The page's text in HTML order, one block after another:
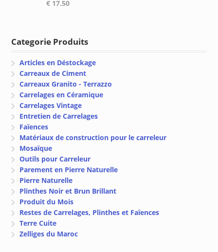
€ 17.50
Categorie Produits
Articles en Déstockage
Carreaux de Ciment
Carreaux Granito - Terrazzo
Carrelages en Céramique
Carrelages Vintage
Entretien de Carrelages
Faïences
Matériaux de construction pour le carreleur
Mosaïque
Outils pour Carreleur
Parement en Pierre Naturelle
Pierre Naturelle
Plinthes Noir et Brun Brillant
Produit du Mois
Restes de Carrelages, Plinthes et Faïences
Terre Cuite
Zelliges du Maroc